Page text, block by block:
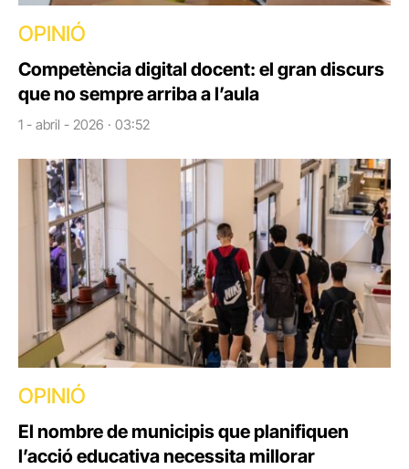
OPINIÓ
Competència digital docent: el gran discurs
que no sempre arriba a l’aula
1 - abril - 2026 · 03:52
OPINIÓ
El nombre de municipis que planifiquen
l’acció educativa necessita millorar